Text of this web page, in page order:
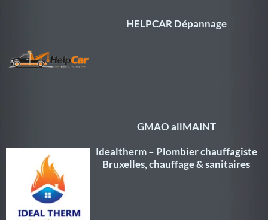
HELPCAR Dépannage
GMAO allMAINT
Idealtherm – Plombier chauffagiste
Bruxelles, chauffage & sanitaires